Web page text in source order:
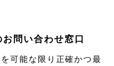
問い合わせ窓口
可能な限り正確かつ最